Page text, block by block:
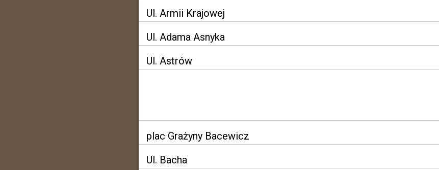
Ul. Armii Krajowej
Ul. Adama Asnyka
Ul. Astrów
plac Grażyny Bacewicz
Ul. Bacha